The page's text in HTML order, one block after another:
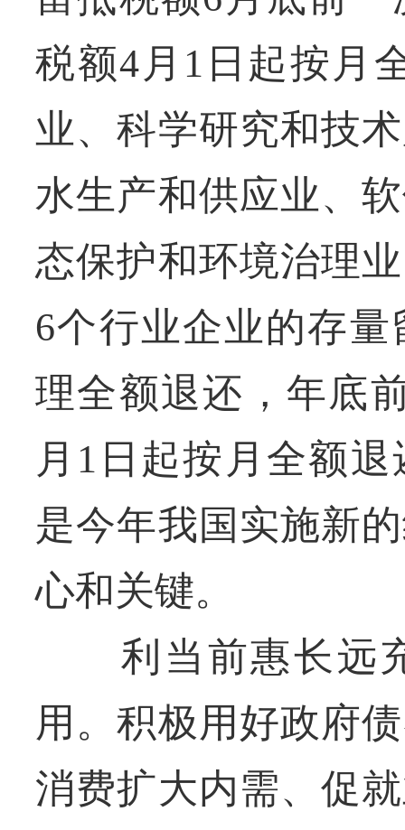
税额4月1日起按月
业、科学研究和技
水生产和供应业、
态保护和环境治理
6个行业企业的存
理全额退还，年底
月1日起按月全额
是今年我国实施新
心和关键。
利当前惠长远充
用。积极用好政府
消费扩大内需、促